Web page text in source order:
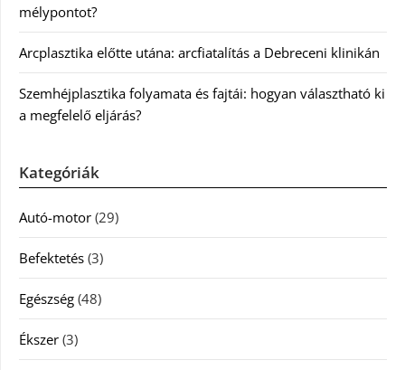
mélypontot?
Arcplasztika előtte utána: arcfiatalítás a Debreceni klinikán
Szemhéjplasztika folyamata és fajtái: hogyan választható ki
a megfelelő eljárás?
Kategóriák
Autó-motor (29)
Befektetés (3)
Egészség (48)
Ékszer (3)